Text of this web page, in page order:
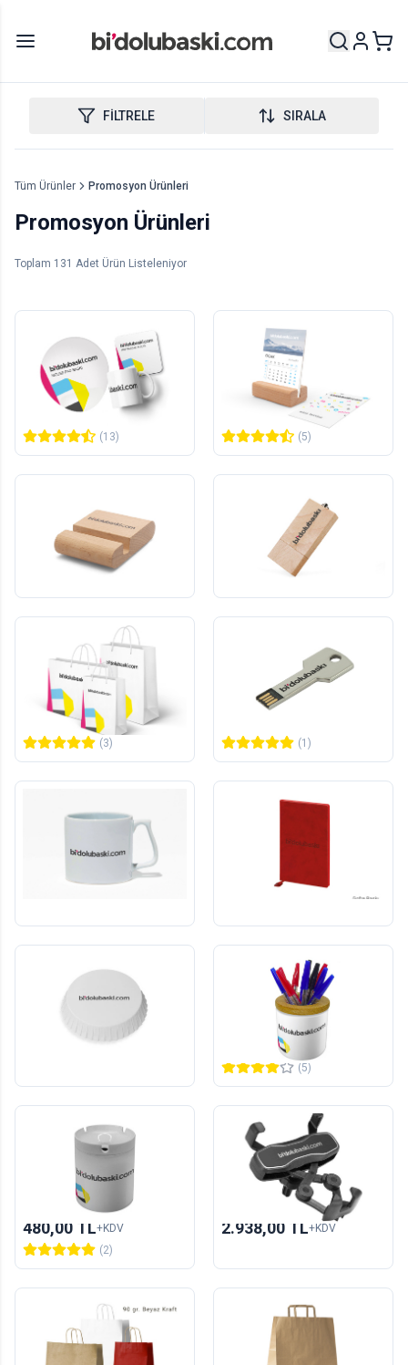
FİLTRELE SIRALA
Tüm Ürünler Promosyon Ürünleri
Promosyon Ürünleri
Toplam 131 Adet Ürün Listeleniyor
3'lü Set: Kupa + Mouse
Pad + Bardak Altlığı
adet
473,00 TL
+KDV
(13)
Ahşap Tabanlı Masa
Takvimi
adet
215,00 TL +KDV
(5)
Ahşap Telefon Tutucu
adet
2.625,00 TL+KDV
Ahşap USB Bellek
2.348,00 TL+KDV
Amerikan Bristol Karton
Çanta
adet
14.331,00 TL
+KDV
(3)
Anahtar USB Bellek
adet
(1)
Asimetrik Kulplu Kupa
312,00 TL+KDV 3.077,00 TL+KDV
Baskılı Bardak Kapağı
adet
12.480,00 TL
Baskılı Kalemlik
440,00 TL
(5)
Baskılı Küllük/Kül Tablası
480,00 TL+KDV
(2)
Yeni
Baskılı Örümcek Telefon
Tutacağı
2.938,00 TL+KDV
Baskısız Burgu Saplı
Kağıt Poşet/Çanta
Baskısız Düz Saplı Kağıt
Poşet / Çanta